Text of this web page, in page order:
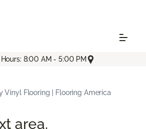
8:00 AM - 5:00 PM
Vinyl Flooring | Flooring America
area.